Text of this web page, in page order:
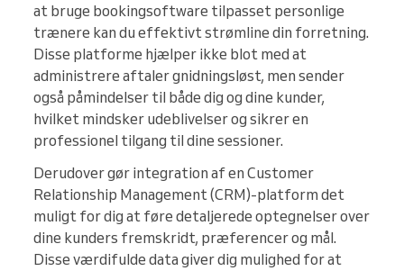
at bruge bookingsoftware tilpasset personlige
trænere kan du effektivt strømline din forretning.
Disse platforme hjælper ikke blot med at
administrere aftaler gnidningsløst, men sender
også påmindelser til både dig og dine kunder,
hvilket mindsker udeblivelser og sikrer en
professionel tilgang til dine sessioner.
Derudover gør integration af en Customer
Relationship Management (CRM)-platform det
muligt for dig at føre detaljerede optegnelser over
dine kunders fremskridt, præferencer og mål.
Disse værdifulde data giver dig mulighed for at